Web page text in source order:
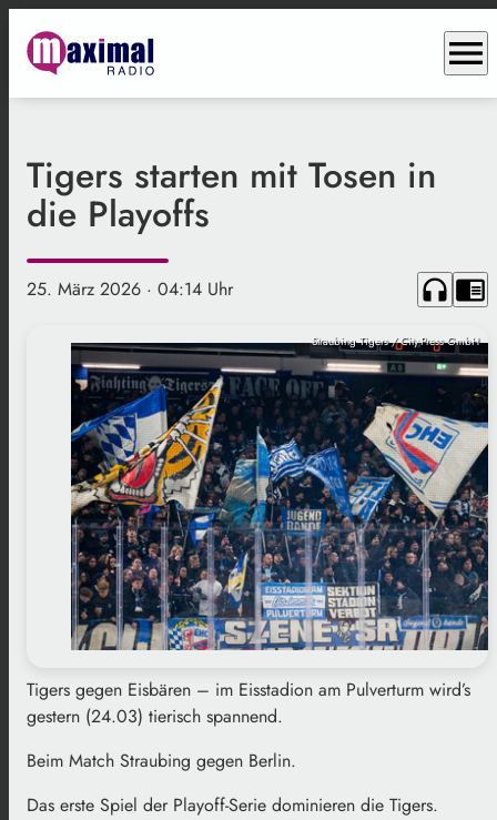
menu
Tigers starten mit Tosen in
die Playoffs
25. März 2026 · 04:14 Uhr headphones chrome_reader_mode
Straubing Tigers / City-Press GmbH
Tigers gegen Eisbären – im Eisstadion am Pulverturm wird’s
gestern (24.03) tierisch spannend.
Beim Match Straubing gegen Berlin.
Das erste Spiel der Playoff-Serie dominieren die Tigers.